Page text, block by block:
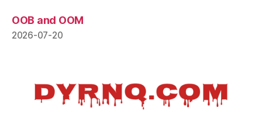
OOB and OOM
2026-07-20